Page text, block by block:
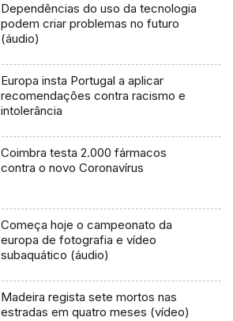
Dependências do uso da tecnologia
podem criar problemas no futuro
(áudio)
Europa insta Portugal a aplicar
recomendações contra racismo e
intolerância
Coimbra testa 2.000 fármacos
contra o novo Coronavírus
Começa hoje o campeonato da
europa de fotografia e vídeo
subaquático (áudio)
Madeira regista sete mortos nas
estradas em quatro meses (vídeo)